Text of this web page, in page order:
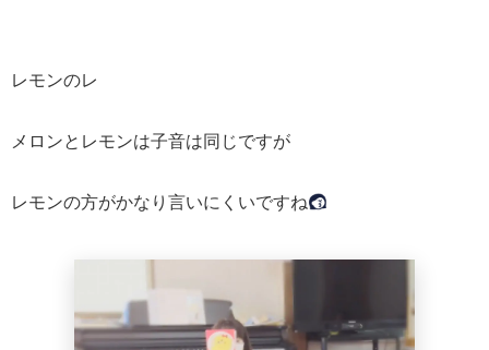
レモンのレ
メロンとレモンは子音は同じですが
レモンの方がかなり言いにくいですね